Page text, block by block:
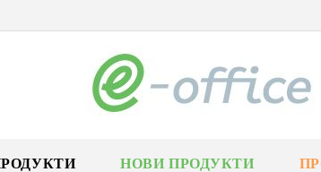
НОВИ ПРОДУКТИ